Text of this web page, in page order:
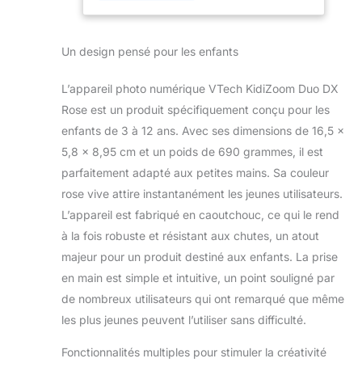
CARACTÃ‰RISTIQUES : Une
Pixels et à l'arrière de 2.0 Méga Pixels,
grand écran couleur 2.4", objectif
arrière pour selfies, zoom x4, flash
automatique, contrôle parental pour
limiter le temps de jeu PRATIQUE et
RÃ‰SISTANT : Très résistant grce à
son boîtier antichoc avec sa
protection en caoutchouc, son
double viseur, son gros bouton
déclencheur et sa dragonne INCLUS :
Prise casque et casque audiocble
USBemplacement carte
microSDFonctionne avec 4 piles LR06
incluses
Un design pensé pour les enfants
L’appareil photo numérique VTech KidiZoom Duo DX
Rose est un produit spécifiquement conçu pour les
enfants de 3 à 12 ans. Avec ses dimensions de 16,5 x
5,8 x 8,95 cm et un poids de 690 grammes, il est
parfaitement adapté aux petites mains. Sa couleur
rose vive attire instantanément les jeunes utilisateurs.
L’appareil est fabriqué en caoutchouc, ce qui le rend
à la fois robuste et résistant aux chutes, un atout
majeur pour un produit destiné aux enfants. La prise
en main est simple et intuitive, un point souligné par
de nombreux utilisateurs qui ont remarqué que même
les plus jeunes peuvent l’utiliser sans difficulté.
Fonctionnalités multiples pour stimuler la créativité